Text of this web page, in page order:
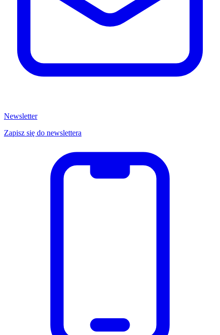
Newsletter
Zapisz się do newslettera